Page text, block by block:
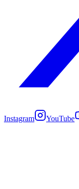
Instagram YouTube